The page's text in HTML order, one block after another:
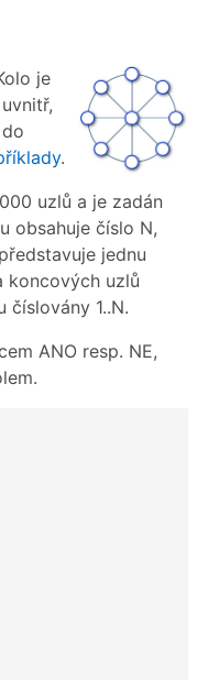
je
.
uzlů a je zadán
obsahuje číslo N,
jednu
koncových uzlů
číslovány 1..N.
ANO resp. NE,